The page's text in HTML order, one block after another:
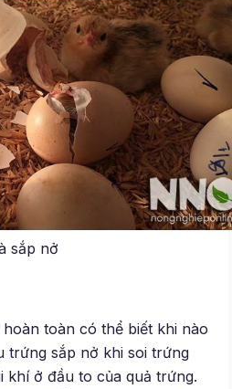
sắp nở
toàn có thể biết khi nào
trứng sắp nở khi soi trứng
khí ở đầu to của quả trứng.